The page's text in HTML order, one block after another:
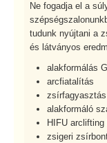
Ne fogadja el a
tudunk nyújtani a
és látványos
alakformálás
arcfiatalítás
alakformáló
HIFU arclifting
zsigeri